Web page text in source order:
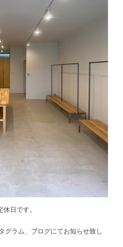
日です。
グラム、ブログにてお知らせ致し